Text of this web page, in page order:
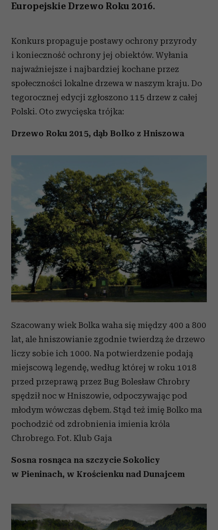
Europejskie Drzewo Roku 2016.
Konkurs propaguje postawy ochrony przyrody
i konieczność ochrony jej obiektów. Wyłania
najważniejsze i najbardziej kochane przez
społeczności lokalne drzewa w naszym kraju. Do
tegorocznej edycji zgłoszono 115 drzew z całej
Polski. Oto zwycięska trójka:
Drzewo Roku 2015, dąb Bolko z Hniszowa
Szacowany wiek Bolka waha się między 400 a 800
lat, ale hniszowianie zgodnie twierdzą że drzewo
liczy sobie ich 1000. Na potwierdzenie podają
miejscową legendę, według której w roku 1018
przed przeprawą przez Bug Bolesław Chrobry
spędził noc w Hniszowie, odpoczywając pod
młodym wówczas dębem. Stąd też imię Bolko ma
pochodzić od zdrobnienia imienia króla
Chrobrego. Fot. Klub Gaja
Sosna rosnąca na szczycie Sokolicy
w Pieninach, w Krościenku nad Dunajcem